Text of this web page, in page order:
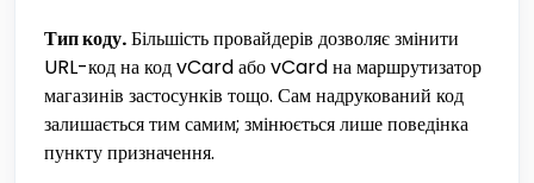
Тип коду.Більшість провайдерів дозволяє змінити
URL-код на код vCard або vCard на маршрутизатор
магазинів застосунків тощо. Сам надрукований код
залишається тим самим; змінюється лише поведінка
пункту призначення.